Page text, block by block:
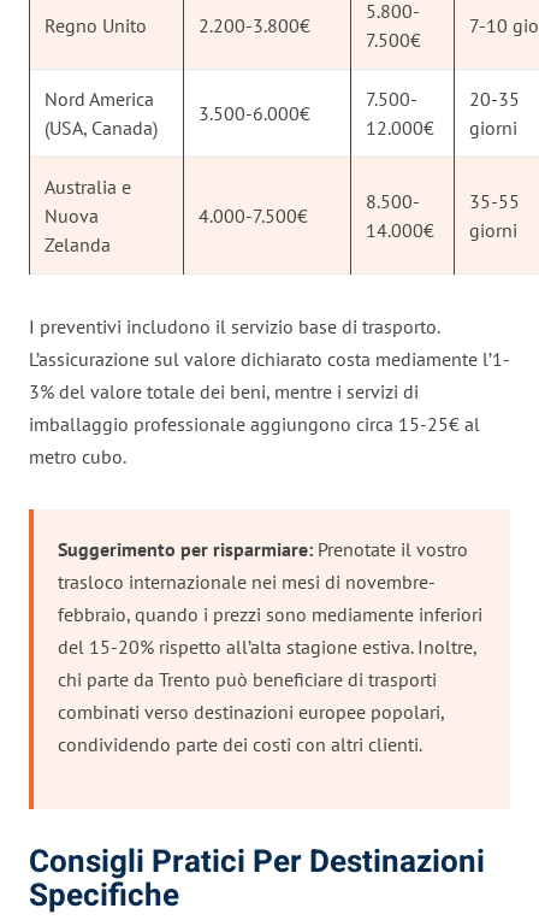
Regno Unito 2.200-3.800€
5.800-
7.500€
7-10
Nord America
(USA, Canada)
3.500-6.000€
7.500-
12.000€
20-35
giorni
Australia e
Nuova
Zelanda
4.000-7.500€
8.500-
14.000€
35-55
giorni
I preventivi includono il servizio base di trasporto.
L’assicurazione sul valore dichiarato costa mediamente l’1-
3% del valore totale dei beni, mentre i servizi di
imballaggio professionale aggiungono circa 15-25€ al
metro cubo.
Suggerimento per risparmiare: Prenotate il vostro
trasloco internazionale nei mesi di novembre-
febbraio, quando i prezzi sono mediamente inferiori
del 15-20% rispetto all’alta stagione estiva. Inoltre,
chi parte da Trento può beneficiare di trasporti
combinati verso destinazioni europee popolari,
condividendo parte dei costi con altri clienti.
Consigli Pratici Per Destinazioni
Specifiche